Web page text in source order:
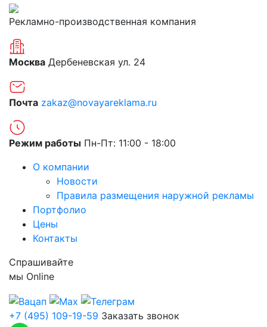
Рекламно-производственная компания
Москва Дербеневская ул. 24
Почта zakaz@novayareklama.ru
Режим работы Пн-Пт: 11:00 - 18:00
О компании
Новости
Правила размещения наружной рекламы
Портфолио
Цены
Контакты
Спрашивайте
мы Online
+7 (495) 109-19-59 Заказать звонок